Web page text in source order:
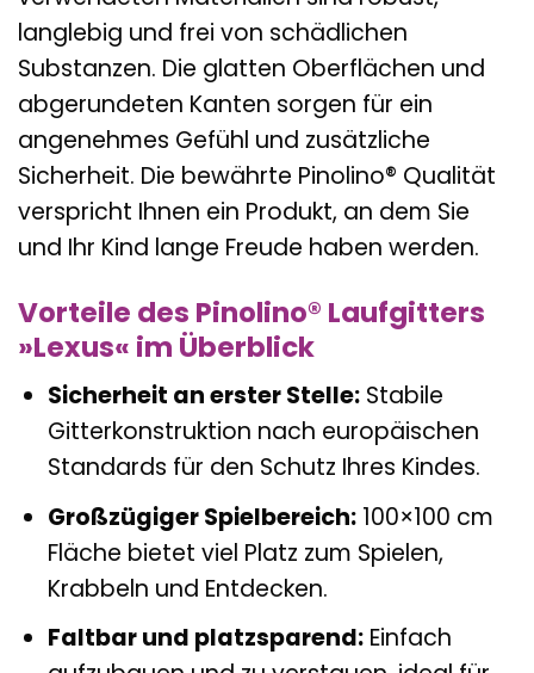
langlebig und frei von schädlichen
Substanzen. Die glatten Oberflächen und
abgerundeten Kanten sorgen für ein
angenehmes Gefühl und zusätzliche
Sicherheit. Die bewährte Pinolino® Qualität
verspricht Ihnen ein Produkt, an dem Sie
und Ihr Kind lange Freude haben werden.
Vorteile des Pinolino® Laufgitters
»Lexus« im Überblick
Sicherheit an erster Stelle:Stabile
Gitterkonstruktion nach europäischen
Standards für den Schutz Ihres Kindes.
Großzügiger Spielbereich:100×100 cm
Fläche bietet viel Platz zum Spielen,
Krabbeln und Entdecken.
Faltbar und platzsparend:Einfach